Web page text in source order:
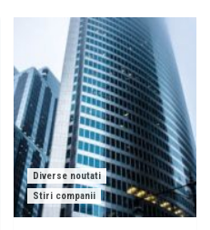
Diverse noutati
Stiri companii